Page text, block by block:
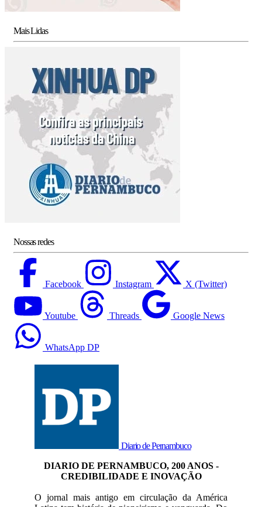
Mais Lidas
Nossas redes
Facebook Instagram X (Twitter)
Youtube Threads Google News
WhatsApp DP
Diario de Pernambuco
DIARIO DE PERNAMBUCO, 200 ANOS -
CREDIBILIDADE E INOVAÇÃO
O jornal mais antigo em circulação da América